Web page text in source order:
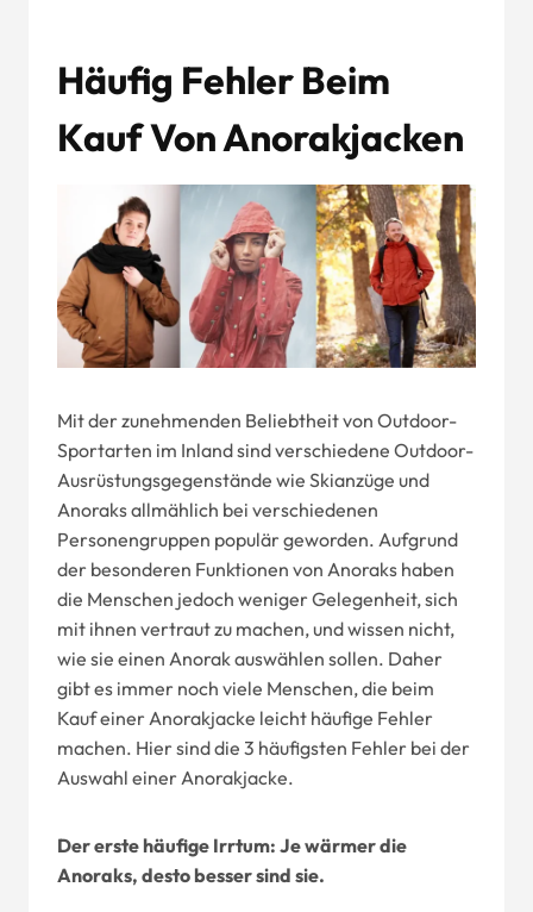
Häufig Fehler Beim
Kauf Von Anorakjacken
Mit der zunehmenden Beliebtheit von Outdoor-
Sportarten im Inland sind verschiedene Outdoor-
Ausrüstungsgegenstände wie Skianzüge und
Anoraks allmählich bei verschiedenen
Personengruppen populär geworden. Aufgrund
der besonderen Funktionen von Anoraks haben
die Menschen jedoch weniger Gelegenheit, sich
mit ihnen vertraut zu machen, und wissen nicht,
wie sie einen Anorak auswählen sollen. Daher
gibt es immer noch viele Menschen, die beim
Kauf einer Anorakjacke leicht häufige Fehler
machen. Hier sind die 3 häufigsten Fehler bei der
Auswahl einer Anorakjacke.
Der erste häufige Irrtum: Je wärmer die
Anoraks, desto besser sind sie.